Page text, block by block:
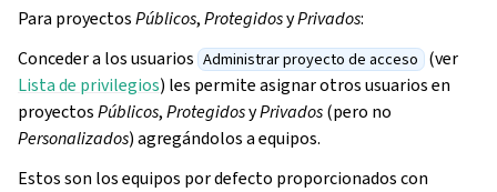
Para proyectosPúblicos,ProtegidosyPrivados:
Conceder a los usuarios Administrar proyecto de acceso (ver
Lista de privilegios) les permite asignar otros usuarios en
proyectosPúblicos,ProtegidosyPrivados(pero no
Personalizados) agregándolos a equipos.
Estos son los equipos por defecto proporcionados con